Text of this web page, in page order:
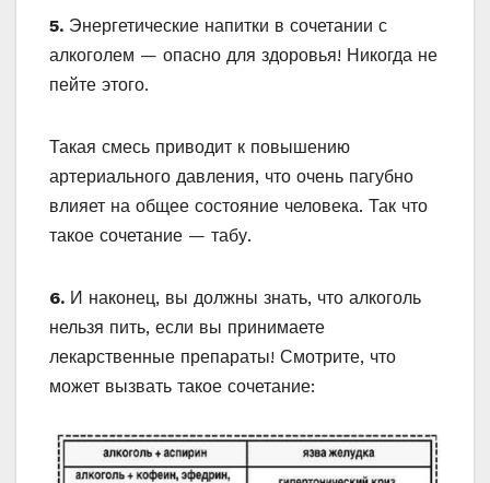
5. Энергетические напитки в сочетании с
алкоголем — опасно для здоровья! Никогда не
пейте этого.
Такая смесь приводит к повышению
артериального давления, что очень пагубно
влияет на общее состояние человека. Так что
такое сочетание — табу.
6. И наконец, вы должны знать, что алкоголь
нельзя пить, если вы принимаете
лекарственные препараты! Смотрите, что
может вызвать такое сочетание: